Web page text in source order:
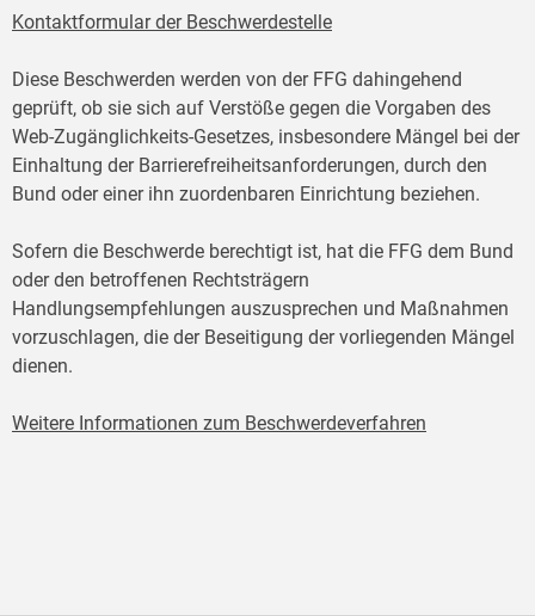
Kontaktformular der Beschwerdestelle
Diese Beschwerden werden von der FFG dahingehend
geprüft, ob sie sich auf Verstöße gegen die Vorgaben des
Web-Zugänglichkeits-Gesetzes, insbesondere Mängel bei der
Einhaltung der Barrierefreiheitsanforderungen, durch den
Bund oder einer ihn zuordenbaren Einrichtung beziehen.
Sofern die Beschwerde berechtigt ist, hat die FFG dem Bund
oder den betroffenen Rechtsträgern
Handlungsempfehlungen auszusprechen und Maßnahmen
vorzuschlagen, die der Beseitigung der vorliegenden Mängel
dienen.
Weitere Informationen zum Beschwerdeverfahren